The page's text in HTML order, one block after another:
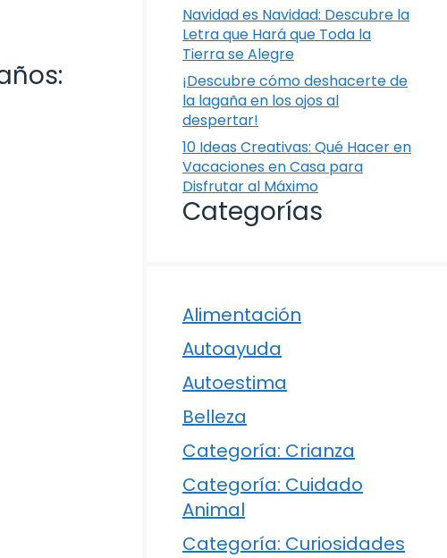
Navidad es Navidad: Descubre la
Letra que Hará que Toda la
Tierra se Alegre
¡Descubre cómo deshacerte de
la lagaña en los ojos al
despertar!
10 Ideas Creativas: Qué Hacer en
Vacaciones en Casa para
Disfrutar al Máximo
Categorías
Alimentación
Autoayuda
Autoestima
Belleza
Categoría: Crianza
Categoría: Cuidado
Animal
Categoría: Curiosidades